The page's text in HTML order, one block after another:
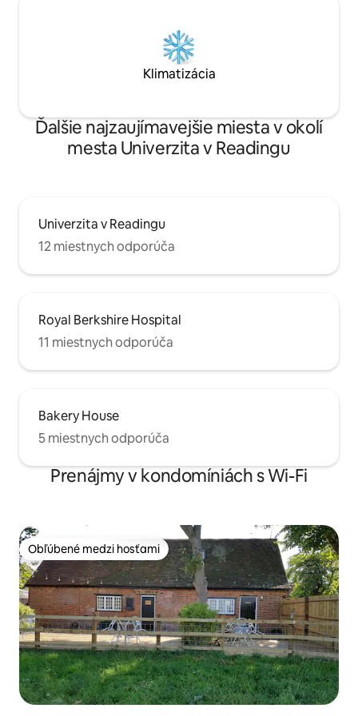
Klimatizácia
Ďalšie najzaujímavejšie miesta v okolí
mesta Univerzita v Readingu
Univerzita v Readingu
12 miestnych odporúča
Royal Berkshire Hospital
11 miestnych odporúča
Bakery House
5 miestnych odporúča
Prenájmy v kondomíniách s Wi-Fi
Obľúbené medzi hosťami
Obľúbené medzi hosťami